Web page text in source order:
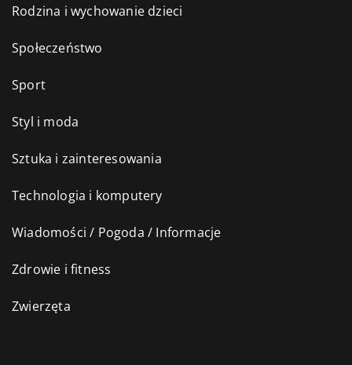
Rodzina i wychowanie dzieci
Społeczeństwo
Sport
Styl i moda
Sztuka i zainteresowania
Technologia i komputery
Wiadomości / Pogoda / Informacje
Zdrowie i fitness
Zwierzęta